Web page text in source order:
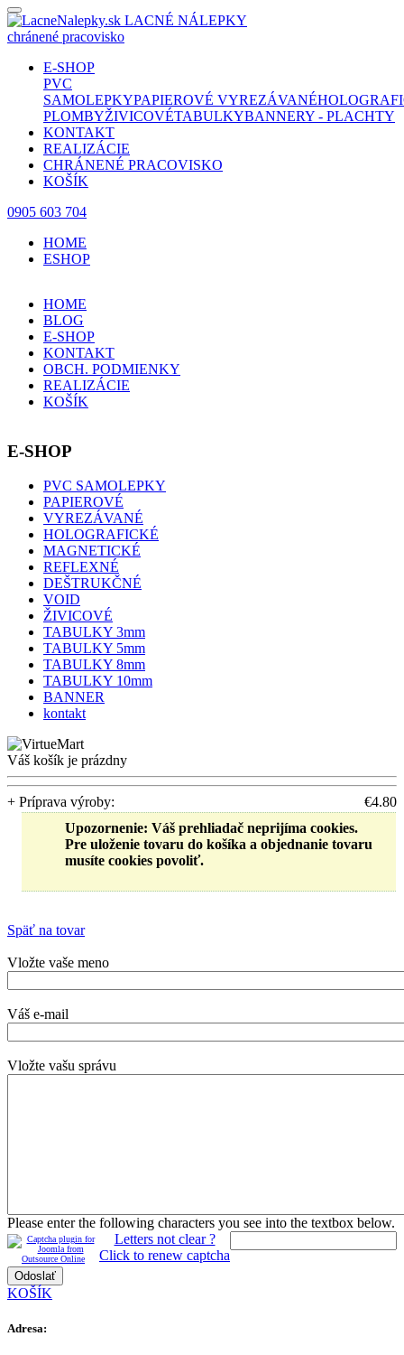
LACNÉ NÁLEPKY
chránené pracovisko
E-SHOP
PVC
SAMOLEPKYPAPIEROVÉ VYREZÁVANÉ
PLOMBYŽIVICOVÉTABULKYBANNERY - PLACHTY
KONTAKT
REALIZÁCIE
CHRÁNENÉ PRACOVISKO
KOŠÍK
0905 603 704
HOME
ESHOP
HOME
BLOG
E-SHOP
KONTAKT
OBCH. PODMIENKY
REALIZÁCIE
KOŠÍK
E-SHOP
PVC SAMOLEPKY
PAPIEROVÉ
VYREZÁVANÉ
HOLOGRAFICKÉ
MAGNETICKÉ
REFLEXNÉ
DEŠTRUKČNÉ
VOID
ŽIVICOVÉ
TABULKY 3mm
TABULKY 5mm
TABULKY 8mm
TABULKY 10mm
BANNER
kontakt
Váš košík je prázdny
+ Príprava výroby:
€4.80
Upozornenie: Váš prehliadač neprijíma cookies.
Pre uloženie tovaru do košíka a objednanie tovaru
musíte cookies povoliť.
Späť na tovar
Vložte vaše meno
Váš e-mail
Vložte vašu správu
Please enter the following characters you see into the textbox below.
Letters not clear ?
Click to renew captcha
KOŠÍK
Adresa: